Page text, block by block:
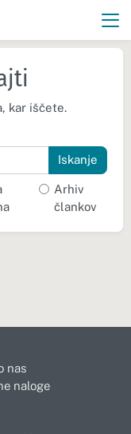
kar iščete.
Arhiv
člankov
nas
naloge